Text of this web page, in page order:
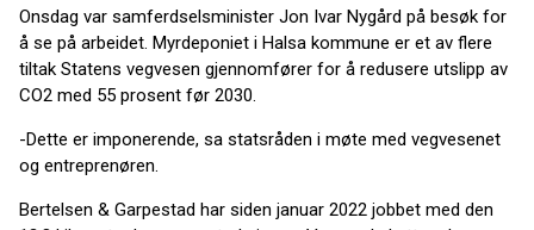
Onsdag var samferdselsminister Jon Ivar Nygård på besøk for
å se på arbeidet. Myrdeponiet i Halsa kommune er et av flere
tiltak Statens vegvesen gjennomfører for å redusere utslipp av
CO2 med 55 prosent før 2030.
-Dette er imponerende, sa statsråden i møte med vegvesenet
og entreprenøren.
Bertelsen & Garpestad har siden januar 2022 jobbet med den